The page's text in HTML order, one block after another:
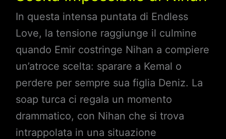
In questa intensa puntata di Endless
Love, la tensione raggiunge il culmine
quando Emir costringe Nihan a compiere
un’atroce scelta: sparare a Kemal o
perdere per sempre sua figlia Deniz. La
soap turca ci regala un momento
drammatico, con Nihan che si trova
intrappolata in una situazione